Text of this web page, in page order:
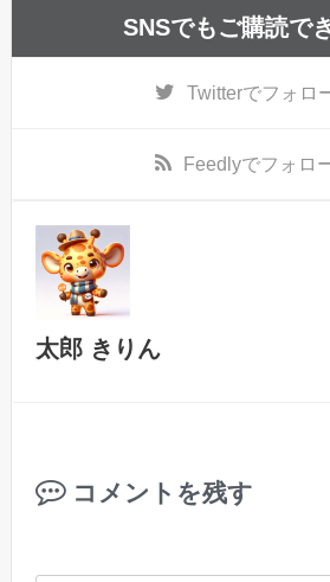
SNSでもご購読で
Twitterでフォロ
Feedlyでフォロ
太郎 きりん
コメントを残す